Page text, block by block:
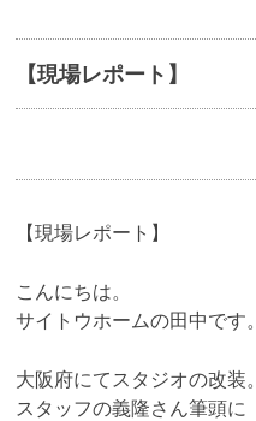
【現場レポート】
【現場レポート】
こんにちは。
サイトウホームの田中です。
大阪府にてスタジオの改装。
スタッフの義隆さん筆頭に